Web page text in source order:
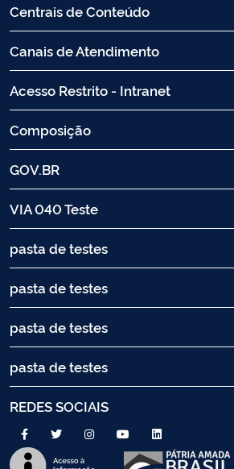
Centrais de Conteúdo
Canais de Atendimento
Acesso Restrito - Intranet
Composição
GOV.BR
VIA 040 Teste
pasta de testes
pasta de testes
pasta de testes
pasta de testes
REDES SOCIAIS